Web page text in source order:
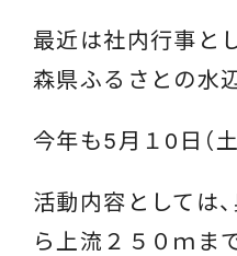
最近は社内行事と
森県ふるさとの水
今年も5月１0日（
活動内容としては
ら上流２５０ｍま